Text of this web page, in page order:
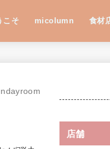
こそ micolumn 食材
店舗